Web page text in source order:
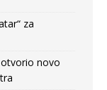
za
otvorio novo